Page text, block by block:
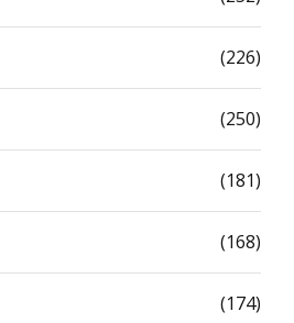
(226)
(250)
(181)
(168)
(174)